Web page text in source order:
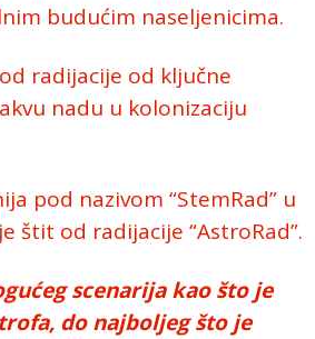
budućim naseljenicima.
radijacije od ključne
nadu u kolonizaciju
pod nazivom “StemRad” u
štit od radijacije “AstroRad”.
scenarija kao što je
do najboljeg što je